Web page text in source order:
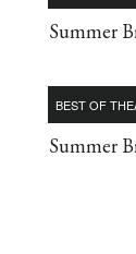
Summer
BEST OF
Summer